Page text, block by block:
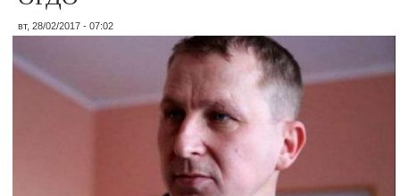
вт, 28/02/2017 - 07:02